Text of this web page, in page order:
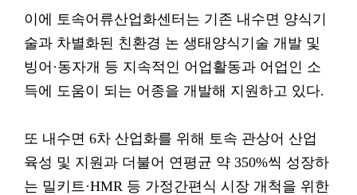
이에 토속어류산업화센터는 기존 내수면 양식기
술과 차별화된 친환경 논 생태양식기술 개발 및
빙어·동자개 등 지속적인 어업활동과 어업인 소
득에 도움이 되는 어종을 개발해 지원하고 있다.
또 내수면 6차 산업화를 위해 토속 관상어 산업
육성 및 지원과 더불어 연평균 약 350%씩 성장하
는 밀키트·HMR 등 가정간편식 시장 개척을 위한